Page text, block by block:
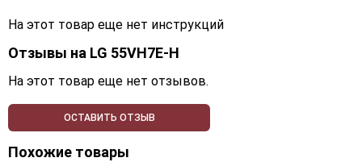
На этот товар еще нет инструкций
Отзывы на LG 55VH7E-H
На этот товар еще нет отзывов.
ОСТАВИТЬ ОТЗЫВ
Похожие товары